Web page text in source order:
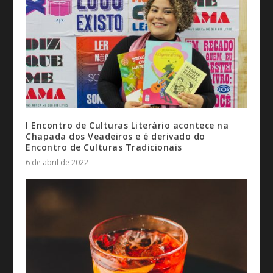
I Encontro de Culturas Literário acontece na
Chapada dos Veadeiros e é derivado do
Encontro de Culturas Tradicionais
6 de abril de 2022